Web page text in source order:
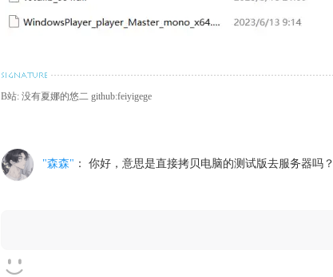
B站: 没有夏娜的悠二 github:feiyigege
"森森" ： 你好，意思是直接拷贝电脑的测试版去服务器吗？